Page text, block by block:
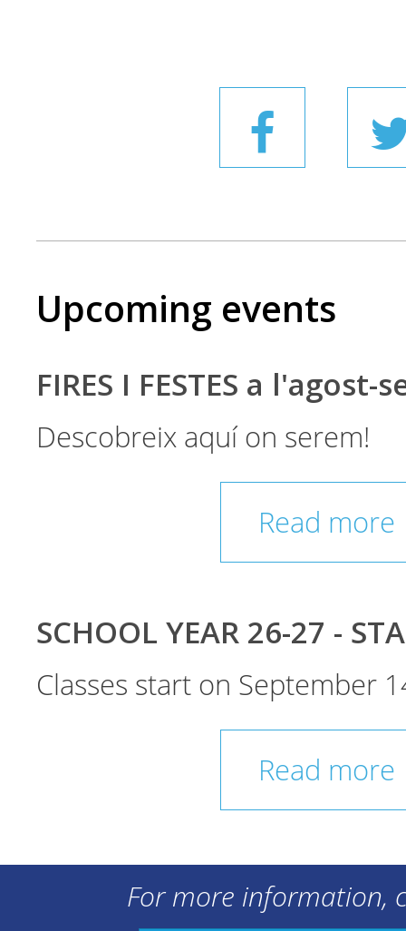
Upcoming events
FIRES I FESTES a l'agost-
Descobreix aquí on serem!
Read more
SCHOOL YEAR 26-27 -
Classes start on September
Read more
For more information,